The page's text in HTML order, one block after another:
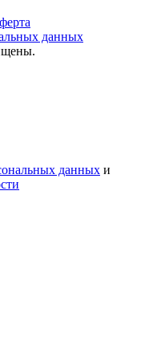
данных
данных и